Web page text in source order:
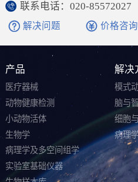
联系电话：020-85572027
解决问题 价格咨询
产品
医疗器械
动物健康检测
小动物活体
生物学
病理学及多空间组学
实验室基础仪器
解决
模式
脑与
细胞
病理